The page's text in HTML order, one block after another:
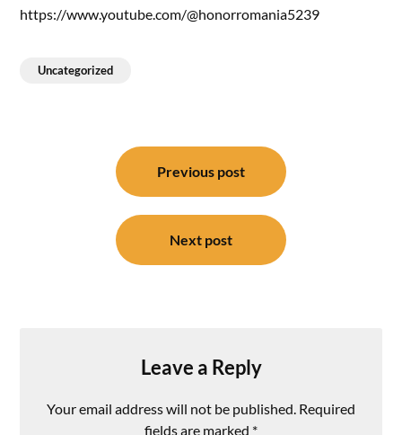
https://www.youtube.com/@honorromania5239
Uncategorized
Previous post
Next post
Leave a Reply
Your email address will not be published. Required
fields are marked *